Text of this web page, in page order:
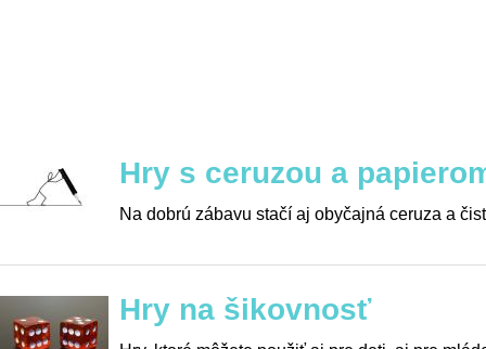
Hry s ceruzou a
Na dobrú zábavu stačí aj obyčajná ceruza a
Hry na šikovnosť